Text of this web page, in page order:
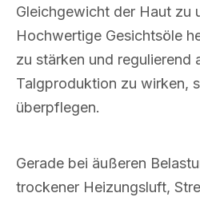
Gleichgewicht der Haut zu
Hochwertige Gesichtsöle
zu stärken und regulierend
Talgproduktion zu wirken,
überpflegen.
Gerade bei äußeren
trockener Heizungsluft,